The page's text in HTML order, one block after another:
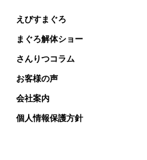
えびすまぐろ
まぐろ解体ショー
さんりつコラム
お客様の声
会社案内
個人情報保護方針